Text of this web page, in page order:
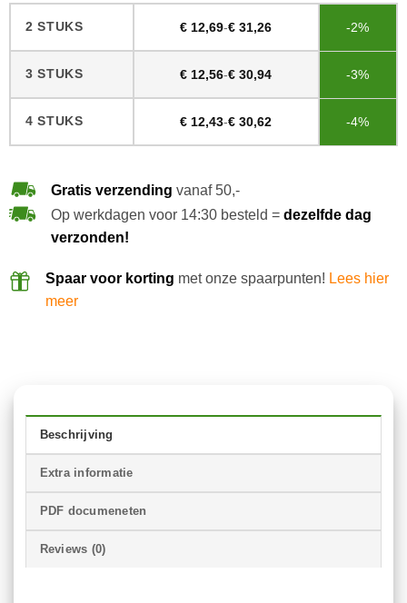
2 STUKS € 12,69-€ 31,26 -2%
3 STUKS € 12,56-€ 30,94 -3%
4 STUKS € 12,43-€ 30,62 -4%
Gratis verzending vanaf 50,-
Op werkdagen voor 14:30 besteld = dezelfde dag
verzonden!
Spaar voor korting met onze spaarpunten! Lees hier
meer
Beschrijving
Extra informatie
PDF documeneten
Reviews (0)